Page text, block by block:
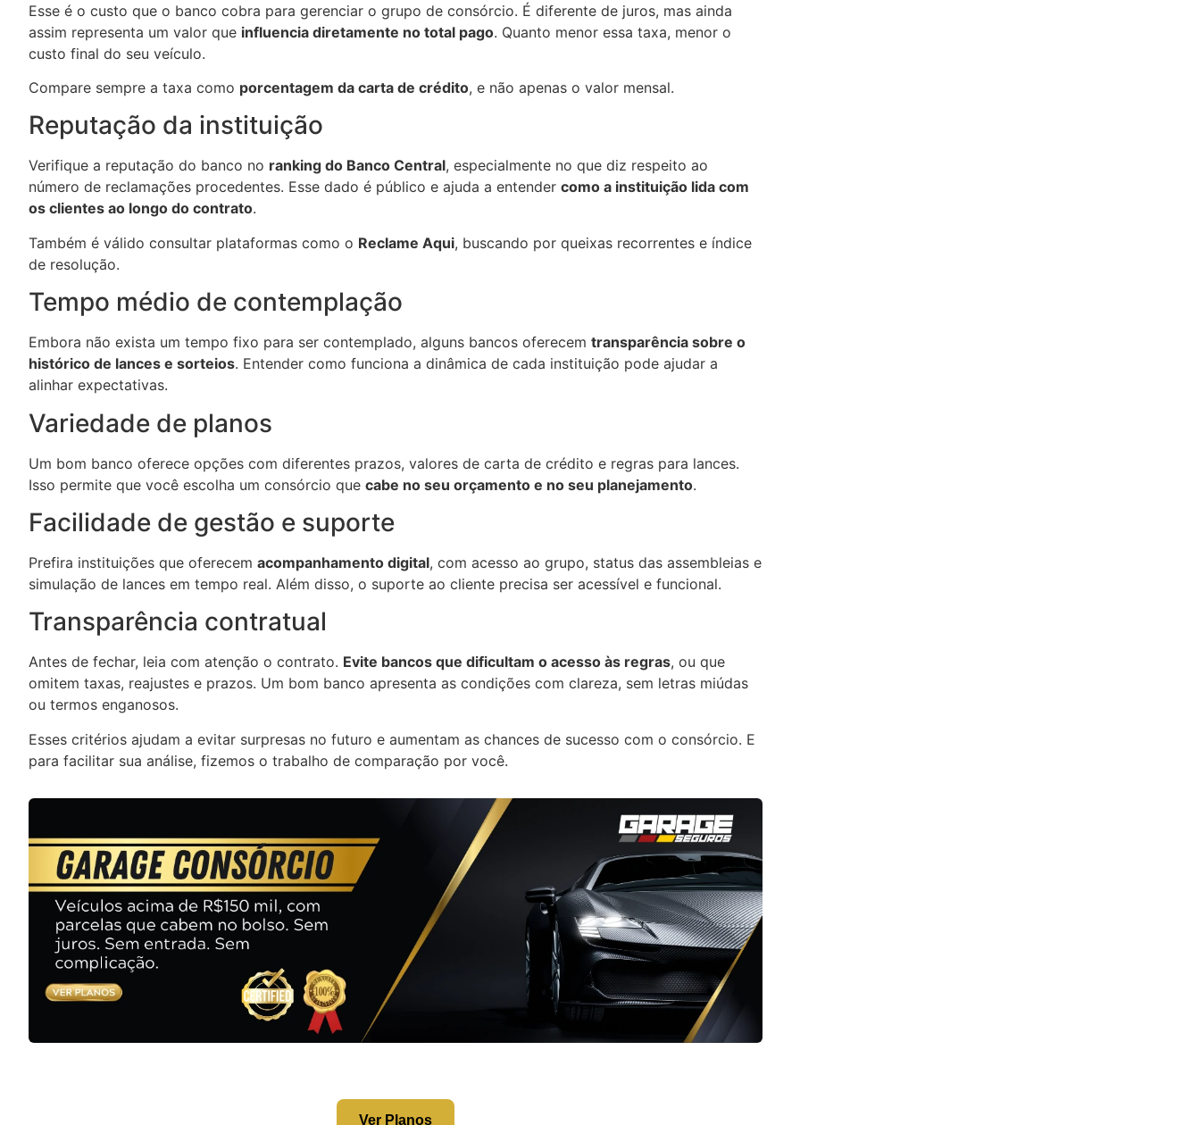
Esse é o custo que o banco cobra para gerenciar o grupo de consórcio. É diferente de juros, mas ainda
assim representa um valor que influencia diretamente no total pago. Quanto menor essa taxa, menor o
custo final do seu veículo.
Compare sempre a taxa como porcentagem da carta de crédito, e não apenas o valor mensal.
Reputação da instituição
Verifique a reputação do banco no ranking do Banco Central, especialmente no que diz respeito ao
número de reclamações procedentes. Esse dado é público e ajuda a entender como a instituição lida com
os clientes ao longo do contrato.
Também é válido consultar plataformas como o Reclame Aqui, buscando por queixas recorrentes e índice
de resolução.
Tempo médio de contemplação
Embora não exista um tempo fixo para ser contemplado, alguns bancos oferecem transparência sobre o
histórico de lances e sorteios. Entender como funciona a dinâmica de cada instituição pode ajudar a
alinhar expectativas.
Variedade de planos
Um bom banco oferece opções com diferentes prazos, valores de carta de crédito e regras para lances.
Isso permite que você escolha um consórcio que cabe no seu orçamento e no seu planejamento.
Facilidade de gestão e suporte
Prefira instituições que oferecem acompanhamento digital, com acesso ao grupo, status das assembleias e
simulação de lances em tempo real. Além disso, o suporte ao cliente precisa ser acessível e funcional.
Transparência contratual
Antes de fechar, leia com atenção o contrato. Evite bancos que dificultam o acesso às regras, ou que
omitem taxas, reajustes e prazos. Um bom banco apresenta as condições com clareza, sem letras miúdas
ou termos enganosos.
Esses critérios ajudam a evitar surpresas no futuro e aumentam as chances de sucesso com o consórcio. E
para facilitar sua análise, fizemos o trabalho de comparação por você.
Ver Planos